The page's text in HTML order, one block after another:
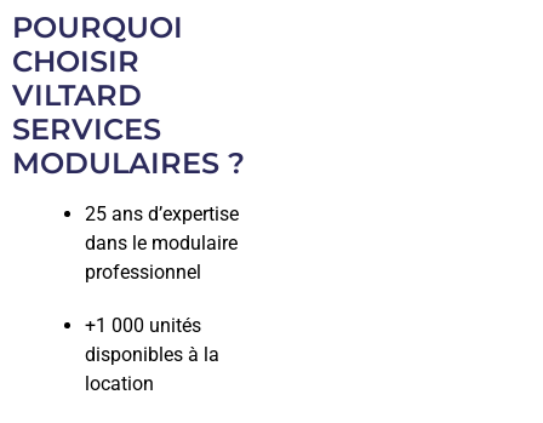
POURQUOI
CHOISIR
VILTARD
SERVICES
MODULAIRES ?
25 ans d’expertise
dans le modulaire
professionnel
+1 000 unités
disponibles à la
location